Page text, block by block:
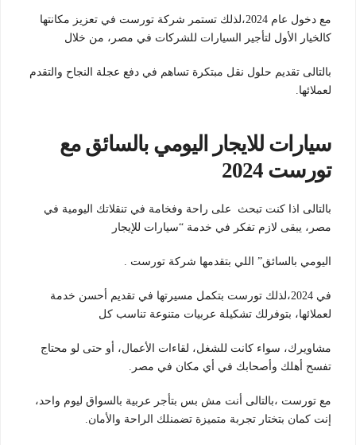
مع دخول عام 2024،لذلك تستمر شركة تورست في تعزيز مكانتها
كالخيار الأول لتأجير السيارات للشركات في مصر، من خلال
بالتالى تقديم حلول نقل مبتكرة تساهم في دفع عجلة النجاح والتقدم
لعملائها.
سيارات للايجار اليومي بالسائق مع
تورست 2024
بالتالى اذا كنت تبحث على راحة وفخامة في تنقلاتك اليومية في
مصر، يبقى لازم تفكر في خدمة “سيارات للإيجار
اليومي بالسائق” اللي بتقدمها شركة تورست .
في 2024،لذلك تورست بتكمل مسيرتها في تقديم أحسن خدمة
لعملائها، بتوفرلك تشكيلة عربيات متنوعة تناسب كل
مشاويرك، سواء كانت للشغل، لقاءات الأعمال، أو حتى لو محتاج
تفسح أهلك وأصحابك في أي مكان في مصر .
مع تورست ،بالتالى أنت مش بس بتأجر عربية بالسواق ليوم واحد،
إنت كمان بتختار تجربة متميزة تضمنلك الراحة والأمان.